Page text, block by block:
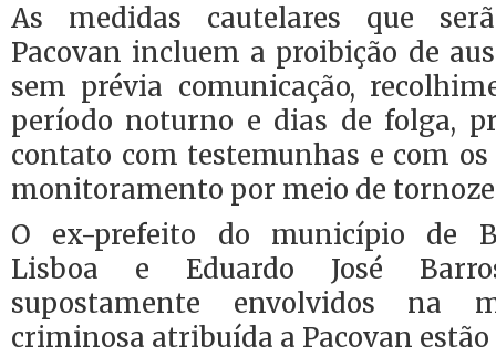
As medidas cautelares que
Pacovan incluem a proibição de
sem prévia comunicação,
período noturno e dias de folga,
contato com testemunhas e com os
monitoramento por meio de
O ex-prefeito do município de
Lisboa e Eduardo José
supostamente envolvidos na
criminosa atribuída a Pacovan